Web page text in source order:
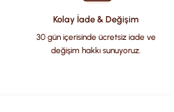
olmalı.
Kolay İade & Değişim
30 gün içerisinde ücretsiz iade ve
değişim hakkı sunuyoruz.